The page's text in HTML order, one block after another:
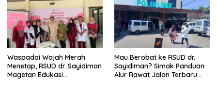
Waspadai Wajah Merah
Menetap, RSUD dr. Sayidiman
Magetan Edukasi
Mau Berobat ke RSUD dr.
Sayidiman? Simak Panduan
Alur Rawat Jalan Terbaru